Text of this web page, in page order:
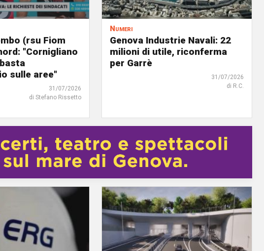
(rsu Fiom
"Cornigliano
sulle aree"
31/07/2026
di Stefano Rissetto
Numeri
Genova Industrie Navali: 22
milioni di utile, riconferma
per Garrè
31/07/2026
di R.C.